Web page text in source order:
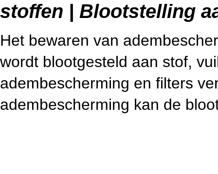
stoffen | Blootstelling
Het bewaren van
wordt blootgesteld aan stof,
adembescherming en filters
adembescherming kan de